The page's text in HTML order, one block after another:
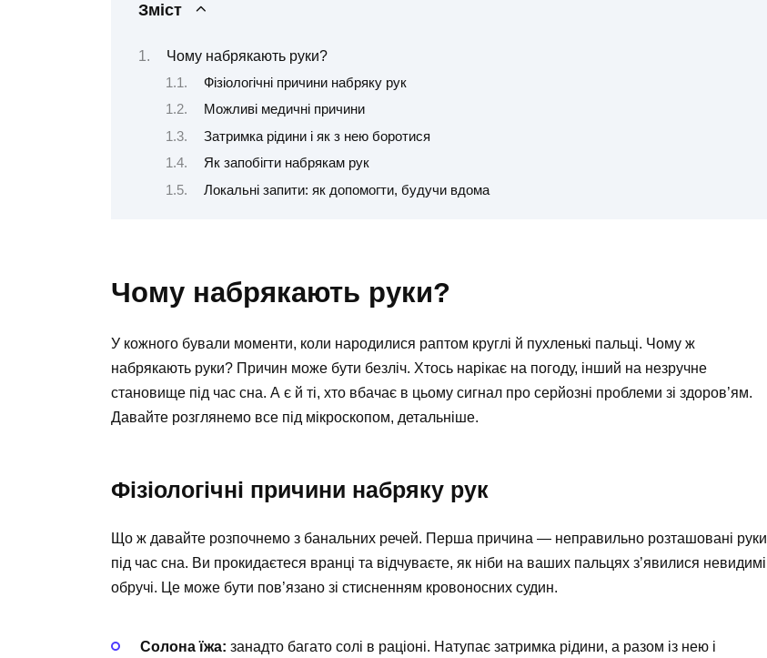
Зміст
Чому набрякають руки?
Фізіологічні причини набряку рук
Можливі медичні причини
Затримка рідини і як з нею боротися
Як запобігти набрякам рук
Локальні запити: як допомогти, будучи вдома
Чому набрякають руки?
У кожного бували моменти, коли народилися раптом круглі й пухленькі пальці. Чому ж
набрякають руки? Причин може бути безліч. Хтось нарікає на погоду, інший на незручне
становище під час сна. А є й ті, хто вбачає в цьому сигнал про серйозні проблеми зі здоров’ям.
Давайте розглянемо все під мікроскопом, детальніше.
Фізіологічні причини набряку рук
Що ж давайте розпочнемо з банальних речей. Перша причина — неправильно розташовані руки
під час сна. Ви прокидаєтеся вранці та відчуваєте, як ніби на ваших пальцях з’явилися невидимі
обручі. Це може бути пов’язано зі стисненням кровоносних судин.
Солона їжа: занадто багато солі в раціоні. Натупає затримка рідини, а разом із нею і